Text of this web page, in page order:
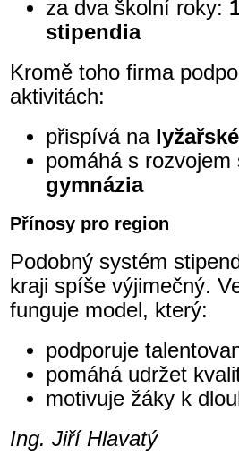
za dva školní roky:
stipendia
Kromě toho firma
aktivitách:
přispívá na
pomáhá s
gymnázia
Přínosy pro region
Podobný systém
kraji spíše výjimečný.
funguje model, který:
podporuje
pomáhá udržet
motivuje žáky k
Ing. Jiří Hlavatý